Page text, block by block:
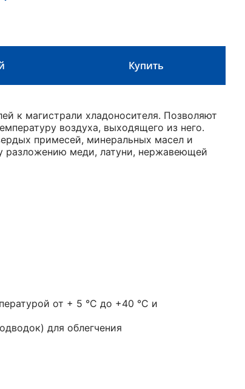
Купить
к магистрали хладоносителя. Позволяют
воздуха, выходящего из него.
примесей, минеральных масел и
разложению меди, латуни, нержавеющей
от + 5 °С до +40 °С и
для облегчения